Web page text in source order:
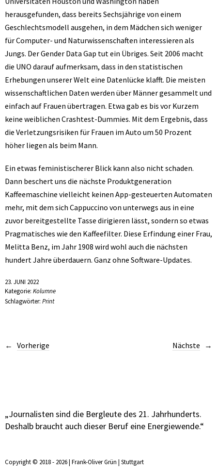
herausgefunden, dass bereits Sechsjährige von einem
Geschlechtsmodell ausgehen, in dem Mädchen sich weniger
für Computer- und Naturwissenschaften interessieren als
Jungs. Der Gender Data Gap tut ein Übriges. Seit 2006 macht
die UNO darauf aufmerksam, dass in den statistischen
Erhebungen unserer Welt eine Datenlücke klafft. Die meisten
wissenschaftlichen Daten werden über Männer gesammelt und
einfach auf Frauen übertragen. Etwa gab es bis vor Kurzem
keine weiblichen Crashtest-Dummies. Mit dem Ergebnis, dass
die Verletzungsrisiken für Frauen im Auto um 50 Prozent
höher liegen als beim Mann.
Ein etwas feministischerer Blick kann also nicht schaden.
Dann beschert uns die nächste Produktgeneration
Kaffeemaschine vielleicht keinen App-gesteuerten Automaten
mehr, mit dem sich Cappuccino von unterwegs aus in eine
zuvor bereitgestellte Tasse dirigieren lässt, sondern so etwas
Pragmatisches wie den Kaffeefilter. Diese Erfindung einer Frau,
Melitta Benz, im Jahr 1908 wird wohl auch die nächsten
hundert Jahre überdauern. Ganz ohne Software-Updates.
23. JUNI 2022
Kategorie: Kolumne
Schlagwörter: Print
Vorherige Nächste
„Journalisten sind die Bergleute des 21. Jahrhunderts.
Deshalb braucht auch dieser Beruf eine Energiewende.“
Copyright © 2018 - 2026 | Frank-Oliver Grün | Stuttgart